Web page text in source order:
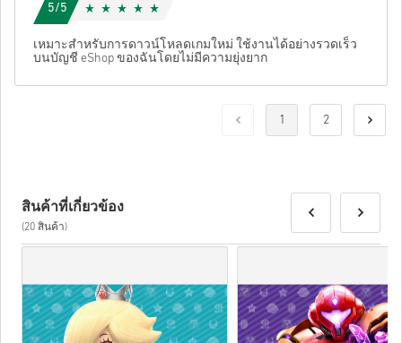
5/5
เหมาะสำหรับการดาวน์โหลดเกมใหม่ ใช้งานได้อย่างรวดเร็ว
บนบัญชี eShop ของฉันโดยไม่มีความยุ่งยาก
1 2
สินค้าที่เกี่ยวข้อง
(20 สินค้า)